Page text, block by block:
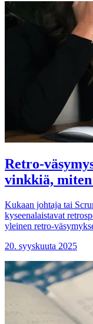
Retro-
vinkkiä,
Kukaan johtaja tai
kyseenalaistavat
yleinen retro-
20. syyskuuta 2025